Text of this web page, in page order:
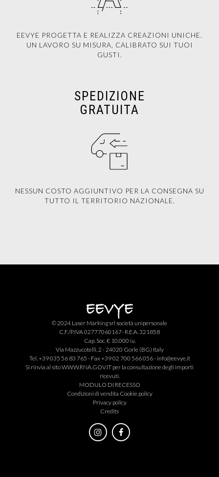
EEVYE PROGETTA E REALIZZA CREAZIONI UNICHE.
UN LAVORO SU MISURA, CALIBRATO SUI TUOI
GUSTI.
SPEDIZIONE
GRATUITA
NESSUN COSTO AGGIUNTIVO PER LA CONSEGNA SU
TUTTO IL TERRITORIO NAZIONALE.
© 2024 Laser Marking srl società unipersonale
C.F./P.IVA 02777060167- R.E.A. 321858
Cap. Soc. € 10.000 i.v.
Via Mazzucotelli, 2 - 24020 Gorle (BG) Italy
Tel. +39 035 56 83 765 - Fax +39 02 700 566 056 - info@eevye.it
Si rinvia al sitoWWW.RNA.GOV.IT per la consultazione degli importi
ricevuti.
MODULO DI RECESSO
Condizioni di vendita Cookie policy
Privacy policy
Credits